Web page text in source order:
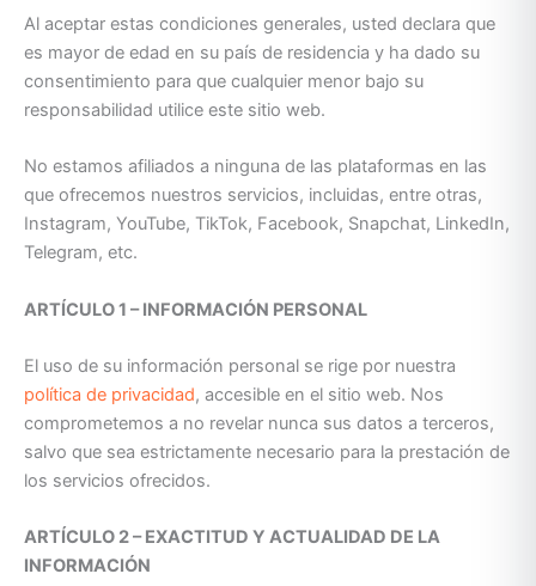
Al aceptar estas condiciones generales, usted declara que
es mayor de edad en su país de residencia y ha dado su
consentimiento para que cualquier menor bajo su
responsabilidad utilice este sitio web.
No estamos afiliados a ninguna de las plataformas en las
que ofrecemos nuestros servicios, incluidas, entre otras,
Instagram, YouTube, TikTok, Facebook, Snapchat, LinkedIn,
Telegram, etc.
ARTÍCULO 1 – INFORMACIÓN PERSONAL
El uso de su información personal se rige por nuestra
política de privacidad, accesible en el sitio web. Nos
comprometemos a no revelar nunca sus datos a terceros,
salvo que sea estrictamente necesario para la prestación de
los servicios ofrecidos.
ARTÍCULO 2 – EXACTITUD Y ACTUALIDAD DE LA
INFORMACIÓN